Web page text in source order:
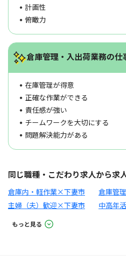
計画性
俯瞰力
倉庫管理・入出荷業務の仕
在庫管理が得意
正確な作業ができる
責任感が強い
チームワークを大切にする
問題解決能力がある
同じ職種・こだわり求人から求
倉庫内・軽作業×下妻市
倉庫管
主婦（夫）歓迎×下妻市
中高年
もっと見る